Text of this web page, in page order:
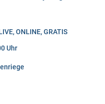
ONLINE, GRATIS
Uhr